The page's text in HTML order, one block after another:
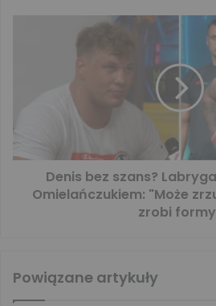
Denis bez szans?
Omielańczukiem: "Może
zrobi
Powiązane artykuły